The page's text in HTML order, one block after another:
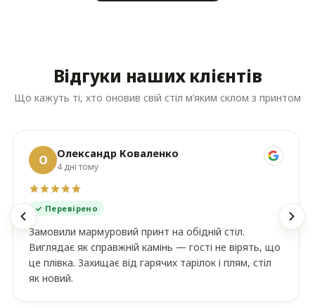
Відгуки наших клієнтів
Що кажуть ті, хто оновив свій стіл м’яким склом з принтом
О Олександр Коваленко
4 дні тому
✓ Перевірено
Замовили мармуровий принт на обідній стіл.
Виглядає як справжній камінь — гості не вірять, що
це плівка. Захищає від гарячих тарілок і плям, стіл
як новий.